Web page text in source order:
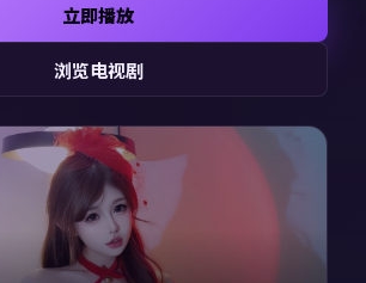
立即播放
浏览电视剧